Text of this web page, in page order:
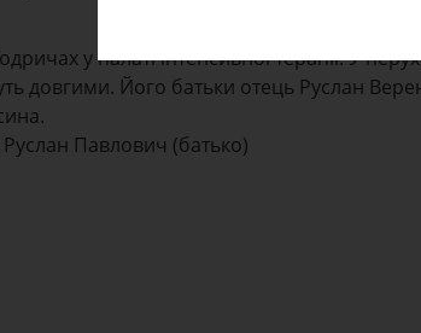
у палаті інтенсивної терапії. У
довгими. Його батьки отець Руслан
Павлович (батько)